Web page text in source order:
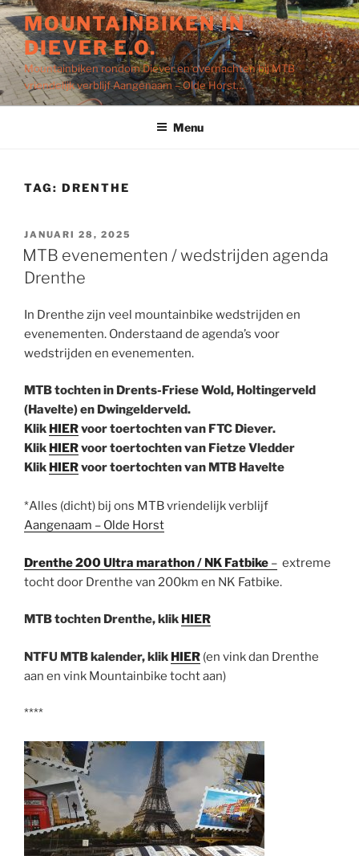
Ga
naar
de
inhoud
MOUNTAINBIKEN IN
DIEVER E.O.
Mountainbiken rondom Diever en overnachten bij MTB
vriendelijk verblijf Aangenaam – Olde Horst…
Menu
TAG: DRENTHE
GEPLAATST
OP
JANUARI 28, 2025
MTB evenementen / wedstrijden agenda
Drenthe
In Drenthe zijn veel mountainbike wedstrijden en
evenementen. Onderstaand de agenda’s voor
wedstrijden en evenementen.
MTB tochten in Drents-Friese Wold, Holtingerveld
(Havelte) en Dwingelderveld.
Klik HIERvoor toertochten van FTC Diever.
Klik HIERvoor toertochten van Fietze Vledder
Klik HIERvoor toertochten van MTB Havelte
*Alles (dicht) bij ons MTB vriendelijk verblijf
Aangenaam – Olde Horst
Drenthe 200 Ultra marathon / NK Fatbike – extreme
tocht door Drenthe van 200km en NK Fatbike.
MTB tochten Drenthe, klik HIER
NTFU MTB kalender, klik HIER (en vink dan Drenthe
aan en vink Mountainbike tocht aan)
****